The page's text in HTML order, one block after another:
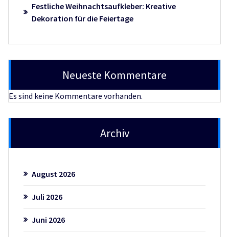
Festliche Weihnachtsaufkleber: Kreative
Dekoration für die Feiertage
Neueste Kommentare
Es sind keine Kommentare vorhanden.
Archiv
August 2026
Juli 2026
Juni 2026